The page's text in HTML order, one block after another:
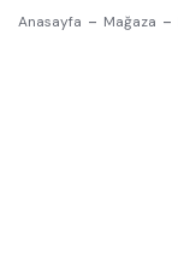
Anasayfa Mağaza